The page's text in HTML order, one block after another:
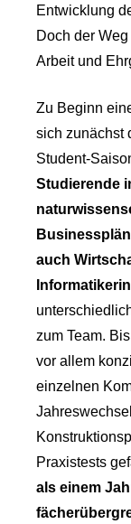
Entwicklung
Doch der
Arbeit und
Zu Beginn
sich zunächst
Student-
Studierende
auch
zum Team.
vor allem
einzelnen
Praxistests
als einem